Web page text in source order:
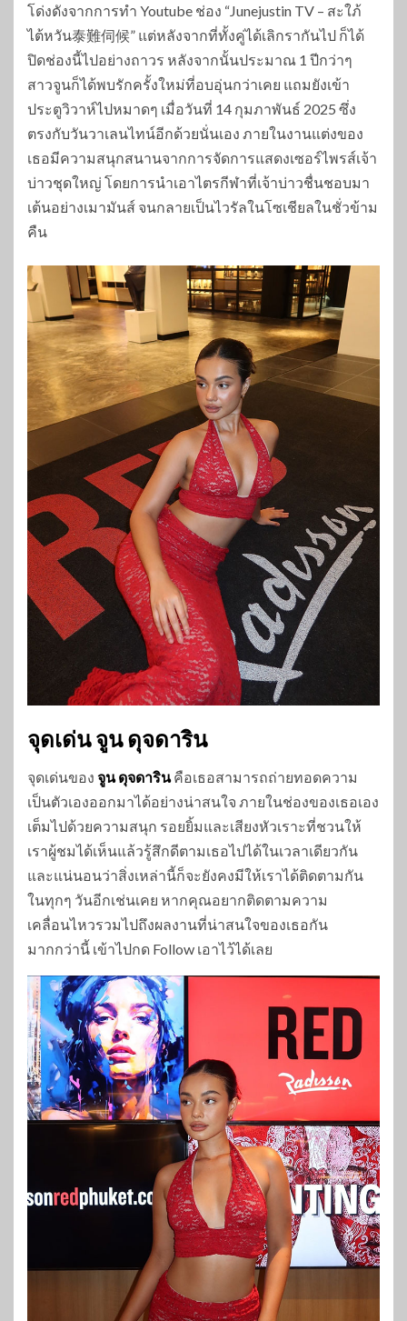
โด่งดังจากการทำ Youtube ช่อง “Junejustin TV – สะใภ้
ไต้หวัน泰難伺候” แต่หลังจากที่ทั้งคู่ได้เลิกรากันไป ก็ได้
ปิดช่องนี้ไปอย่างถาวร หลังจากนั้นประมาณ 1 ปีกว่าๆ
สาวจูนก็ได้พบรักครั้งใหม่ที่อบอุ่นกว่าเคย แถมยังเข้า
ประตูวิวาห์ไปหมาดๆ เมื่อวันที่ 14 กุมภาพันธ์ 2025 ซึ่ง
ตรงกับวันวาเลนไทน์อีกด้วยนั่นเอง ภายในงานแต่งของ
เธอมีความสนุกสนานจากการจัดการแสดงเซอร์ไพรส์เจ้า
บ่าวชุดใหญ่ โดยการนำเอาไตรกีฬาที่เจ้าบ่าวชื่นชอบมา
เต้นอย่างเมามันส์ จนกลายเป็นไวรัลในโซเชียลในชั่วข้าม
คืน
จุดเด่น จูน ดุจดาริน
จุดเด่นของ จูน ดุจดารินคือเธอสามารถถ่ายทอดความ
เป็นตัวเองออกมาได้อย่างน่าสนใจ ภายในช่องของเธอเอง
เต็มไปด้วยความสนุก รอยยิ้มและเสียงหัวเราะที่ชวนให้
เราผู้ชมได้เห็นแล้วรู้สึกดีตามเธอไปได้ในเวลาเดียวกัน
และแน่นอนว่าสิ่งเหล่านี้ก็จะยังคงมีให้เราได้ติดตามกัน
ในทุกๆ วันอีกเช่นเคย หากคุณอยากติดตามความ
เคลื่อนไหวรวมไปถึงผลงานที่น่าสนใจของเธอกัน
มากกว่านี้ เข้าไปกด Follow เอาไว้ได้เลย